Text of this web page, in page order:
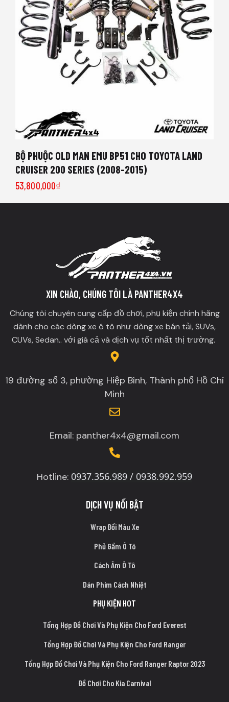
BỘ PHUỘC OLD MAN EMU BP51 CHO TOYOTA LAND
CRUISER 200 SERIES (2008-2015)
53,800,000₫
XIN CHÀO, CHÚNG TÔI LÀ PANTHER4X4
Chúng tôi chuyên cung cấp đồ chơi, phụ kiện chính hãng
dành cho các dòng xe ô tô như dòng xe bán tải, SUVs,
CUVs, Sedan.. với giá cả và dịch vụ tốt nhất thị trường.
19 đường số 3, phường Hiệp Bình, Thành phố Hồ Chí
Minh
Email: panther4x4@gmail.com
Hotline: 0937.356.989 / 0938.992.959
DỊCH VỤ NỔI BẬT
Wrap Đổi Màu Xe
Phủ Gầm Ô Tô
Cách Âm Ô Tô
Dán Phim Cách Nhiệt
PHỤ KIỆN HOT
Tổng Hợp Đồ Chơi Và Phụ Kiện Cho Ford Everest
Tổng Hợp Đồ Chơi Và Phụ Kiện Cho Ford Ranger
Tổng Hợp Đồ Chơi Và Phụ Kiện Cho Ford Ranger Raptor 2023
Đồ Chơi Cho Kia Carnival